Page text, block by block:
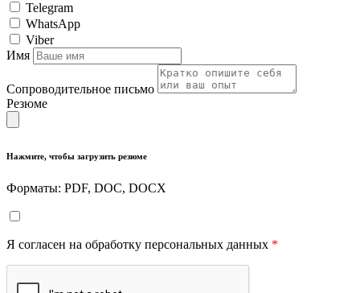
Telegram
WhatsApp
Viber
Имя
Сопроводительное письмо
Резюме
Нажмите, чтобы загрузить резюме
Форматы: PDF, DOC, DOCX
Я согласен на обработку персональных данных *